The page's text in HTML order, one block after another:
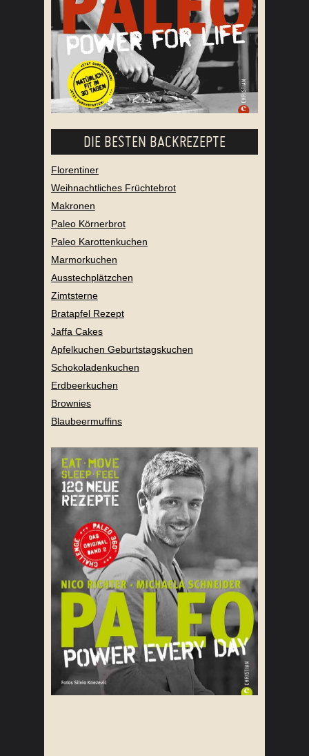
DIE BESTEN BACKREZEPTE
Florentiner
Weihnachtliches Früchtebrot
Makronen
Paleo Körnerbrot
Paleo Karottenkuchen
Marmorkuchen
Ausstechplätzchen
Zimtsterne
Bratapfel Rezept
Jaffa Cakes
Apfelkuchen Geburtstagskuchen
Schokoladenkuchen
Erdbeerkuchen
Brownies
Blaubeermuffins